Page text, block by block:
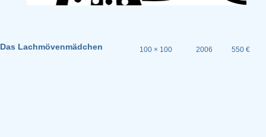
Das Lachmövenmädchen 100 × 100 2006 550 €